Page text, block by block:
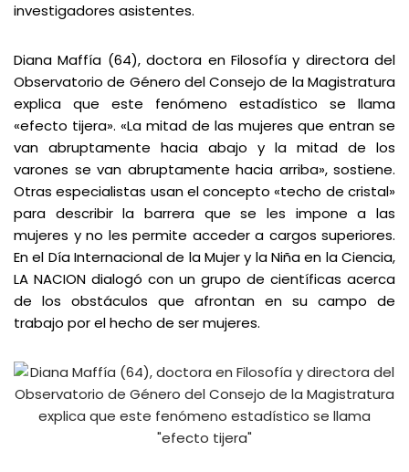
investigadores asistentes.
Diana Maffía (64), doctora en Filosofía y directora del
Observatorio de Género del Consejo de la Magistratura
explica que este fenómeno estadístico se llama
«efecto tijera». «La mitad de las mujeres que entran se
van abruptamente hacia abajo y la mitad de los
varones se van abruptamente hacia arriba», sostiene.
Otras especialistas usan el concepto «techo de cristal»
para describir la barrera que se les impone a las
mujeres y no les permite acceder a cargos superiores.
En el Día Internacional de la Mujer y la Niña en la Ciencia,
LA NACION dialogó con un grupo de científicas acerca
de los obstáculos que afrontan en su campo de
trabajo por el hecho de ser mujeres.